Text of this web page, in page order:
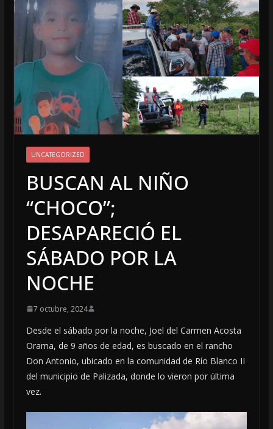
UNCATEGORIZED
BUSCAN AL NIÑO
“CHOCO”;
DESAPARECIÓ EL
SÁBADO POR LA
NOCHE
7 octubre, 2024
Desde el sábado por la noche, Joel del Carmen Acosta
Orama, de 9 años de edad, es buscado en el rancho
Don Antonio, ubicado en la comunidad de Río Blanco II
del municipio de Palizada, donde lo vieron por última
vez.